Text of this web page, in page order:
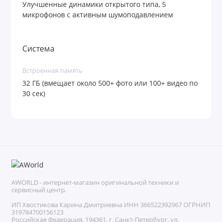
IPX4 и станут вашим надежным спутником везде —
от поездки за рулем до отдыха на пляже.
Линзы G-15 Green — легендарные
зеленые линзы с 100% защитой от УФ-
лучей, обеспечивающие высокую четкость
·
Съёмка в формате 3K — невероятно
детализированные видео и фото 12 Мп от
Улучшенные динамики открытого типа, 5
микрофонов с активным шумоподавлением
Система
Встроенная память
32 ГБ (вмещает около 500+ фото или 100+ видео по
30 сек)
AWORLD - интернет-магазин оригинальной техники и
сервисный центр.
ИП Хвостикова Карина Дмитриевна ИНН 366522392967 ОГРНИП
319784700156123
Российская Федерация, 194361, г. Санкт-Петербург, ул.